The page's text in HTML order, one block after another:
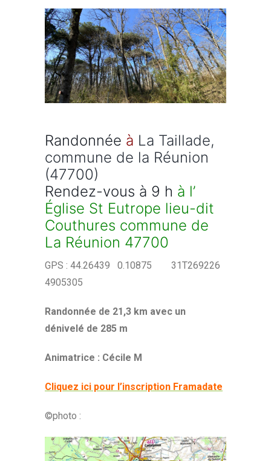
Randonnée à La Taillade,
commune de la Réunion
(47700)
Rendez-vous à 9 h à l’
Église St Eutrope lieu-dit
Couthures commune de
La Réunion 47700
GPS : 44.26439 0.10875 31T269226
4905305
Randonnée de 21,3 km avec un
dénivelé de 285 m
Animatrice : Cécile M
Cliquez ici pour l’inscription Framadate
©photo :